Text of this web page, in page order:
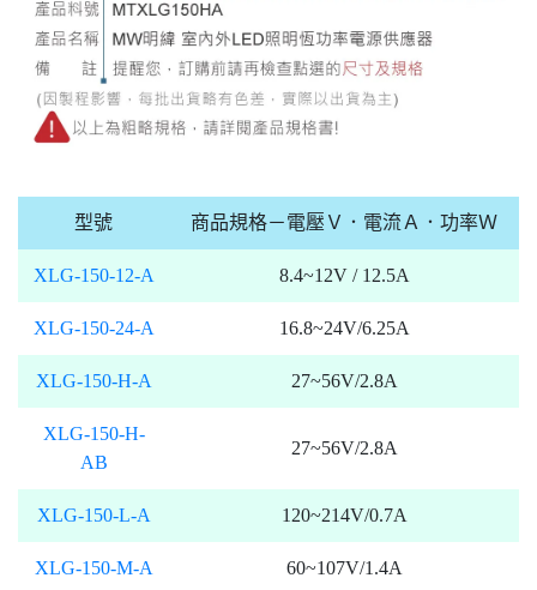
型號 商品規格－電壓Ｖ．電流Ａ．功率Ｗ
XLG-150-12-A 8.4~12V / 12.5A
XLG-150-24-A 16.8~24V/6.25A
XLG-150-H-A 27~56V/2.8A
XLG-150-H-
AB
27~56V/2.8A
XLG-150-L-A 120~214V/0.7A
XLG-150-M-A
60~107V/1.4A